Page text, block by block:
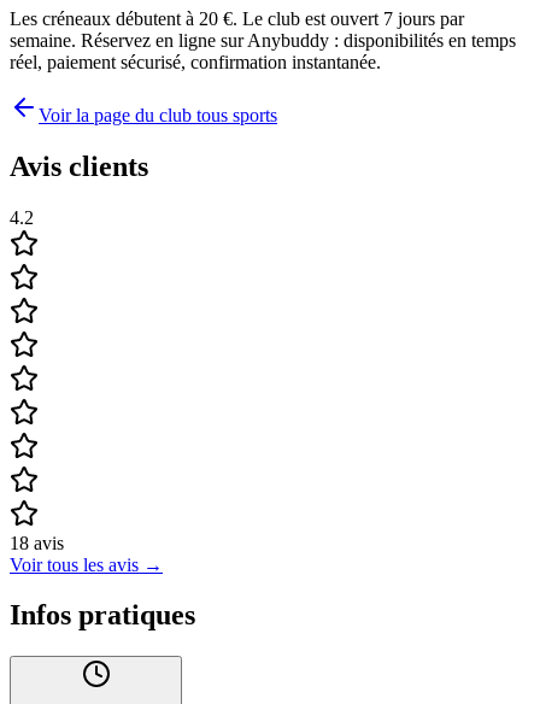
Les créneaux débutent à 20 €. Le club est ouvert 7 jours par
semaine. Réservez en ligne sur Anybuddy : disponibilités en temps
réel, paiement sécurisé, confirmation instantanée.
Voir la page du club tous sports
Avis clients
4.2
18 avis
Voir tous les avis →
Infos pratiques